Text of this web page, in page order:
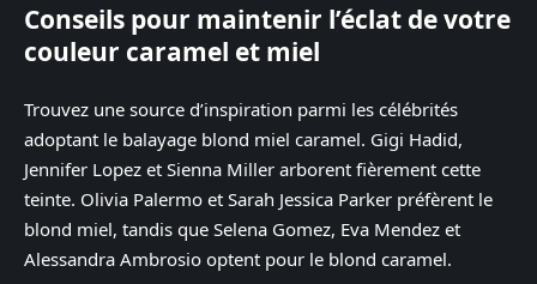
Conseils pour maintenir l’éclat de votre
couleur caramel et miel
Trouvez une source d’inspiration parmi les célébrités
adoptant le balayage blond miel caramel. Gigi Hadid,
Jennifer Lopez et Sienna Miller arborent fièrement cette
teinte. Olivia Palermo et Sarah Jessica Parker préfèrent le
blond miel, tandis que Selena Gomez, Eva Mendez et
Alessandra Ambrosio optent pour le blond caramel.